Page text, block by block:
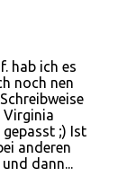
hab ich es
noch nen
;) Ist
anderen
dann...